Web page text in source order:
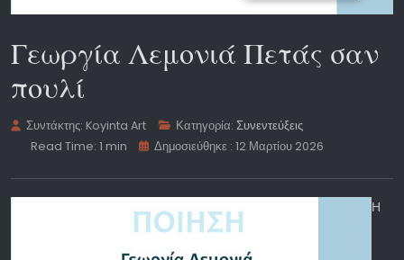
Γεωργία Λεμονιά Πετάς σαν
πουλί
Συντάκτης: Koyinta Art Κατηγορία:Συνεντεύξεις
Read Time: 1 min
Δημοσιεύθηκε : 12 Μαρτίου 2026
Η